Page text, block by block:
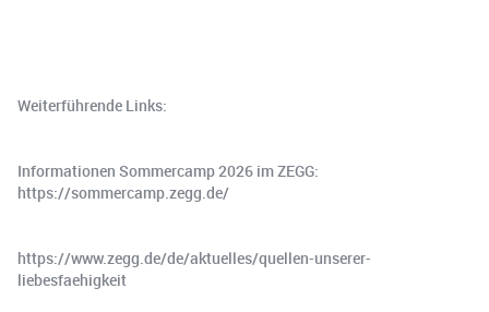
Weiterführende Links:
Informationen Sommercamp 2026 im ZEGG:
https://sommercamp.zegg.de/
https://www.zegg.de/de/aktuelles/quellen-unserer-
liebesfaehigkeit